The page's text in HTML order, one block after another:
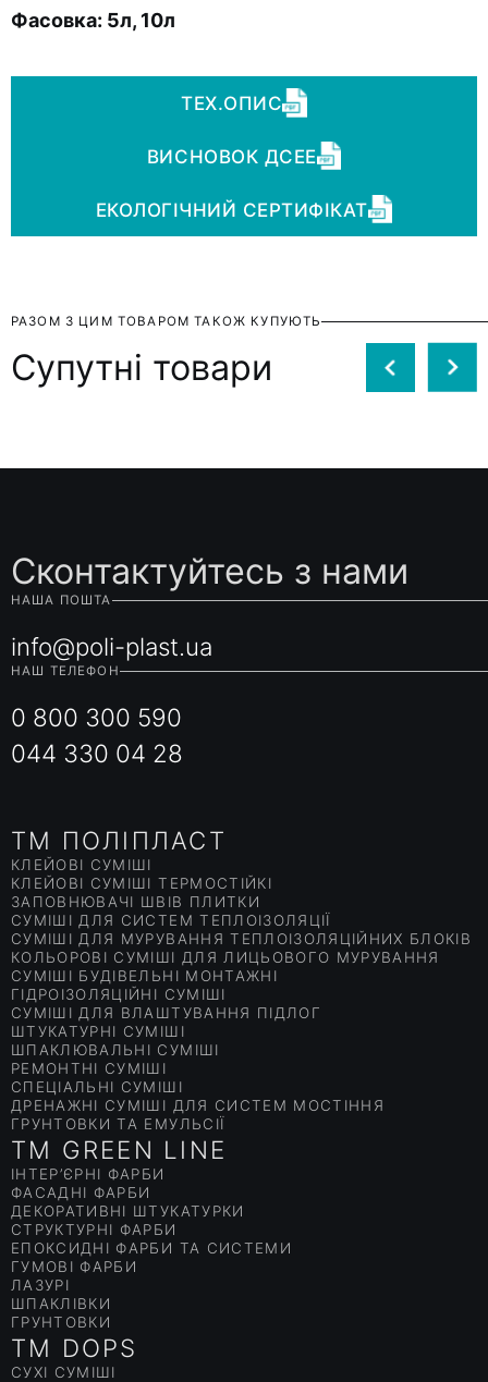
Фасовка: 5л, 10л
ТЕХ.ОПИС
ВИСНОВОК ДСЕЕ
ЕКОЛОГІЧНИЙ СЕРТИФІКАТ
РАЗОМ З ЦИМ ТОВАРОМ ТАКОЖ КУПУЮТЬ
Cупутні товари
Сконтактуйтесь з нами
НАША ПОШТА
info@poli-plast.ua
НАШ ТЕЛЕФОН
0 800 300 590
044 330 04 28
ТМ ПОЛІПЛАСТ
КЛЕЙОВІ СУМІШІ
КЛЕЙОВІ СУМІШІ ТЕРМОСТІЙКІ
ЗАПОВНЮВАЧІ ШВІВ ПЛИТКИ
СУМІШІ ДЛЯ СИСТЕМ ТЕПЛОІЗОЛЯЦІЇ
СУМІШІ ДЛЯ МУРУВАННЯ ТЕПЛОІЗОЛЯЦІЙНИХ БЛОКІВ
КОЛЬОРОВІ СУМІШІ ДЛЯ ЛИЦЬОВОГО МУРУВАННЯ
СУМІШІ БУДІВЕЛЬНІ МОНТАЖНІ
ГІДРОІЗОЛЯЦІЙНІ СУМІШІ
СУМІШІ ДЛЯ ВЛАШТУВАННЯ ПІДЛОГ
ШТУКАТУРНІ СУМІШІ
ШПАКЛЮВАЛЬНІ СУМІШІ
РЕМОНТНІ СУМІШІ
СПЕЦІАЛЬНІ СУМІШІ
ДРЕНАЖНІ СУМІШІ ДЛЯ СИСТЕМ МОСТІННЯ
ГРУНТОВКИ ТА ЕМУЛЬСІЇ
TM DOPS
СУХІ СУМІШІ
TM GREEN LINE
ІНТЕР’ЄРНІ ФАРБИ
ФАСАДНІ ФАРБИ
ДЕКОРАТИВНІ ШТУКАТУРКИ
СТРУКТУРНІ ФАРБИ
ЕПОКСИДНІ ФАРБИ ТА СИСТЕМИ
ГУМОВІ ФАРБИ
ЛАЗУРІ
ШПАКЛІВКИ
ГРУНТОВКИ